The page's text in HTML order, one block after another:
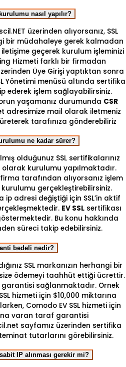
nasıl yapılır?
üzerinden alıyorsanız, SSL
bir müdahaleye gerek kalmadan
geçerek kurulum işleminizi
Hizmeti farklı bir firmadan
Üye Girişi yaptıktan sonra
Yönetimi menüsü altında sertifika
ederek işlem sağlayabilirsiniz.
yaşamanız durumunda CSR
adresimize mail olarak iletmeniz
tarafınıza gönderebiliriz
ne kadar sürer?
olduğunuz SSL sertifikalarınız
kurulumu yapılmaktadır.
tarafından alıyorsanız işlem
kurulumu gerçekleştirebilirsiniz.
ip adresi değiştiği için SSL’in aktif
EV SSLsertifikası
Bu konu hakkında
süreci takip edebilirsiniz.
bedeli nedir?
SSL markanızın herhangi bir
ödemeyi taahhüt ettiği ücrettir.
garantisi sağlanmaktadır. Örnek
hizmeti için $10,000 miktarına
Comodo EV SSL hizmeti için
varan taraf garantisi
sayfamız üzerinden sertifika
tutarlarını görebilirsiniz.
IP alınması gerekir mi?